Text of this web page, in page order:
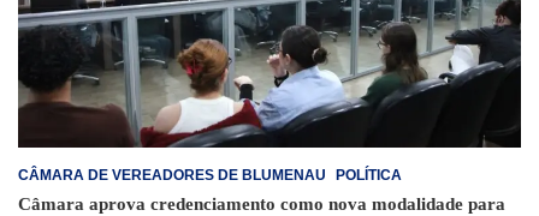
CÂMARA DE VEREADORES DE BLUMENAU POLÍTICA
Câmara aprova credenciamento como nova modalidade para